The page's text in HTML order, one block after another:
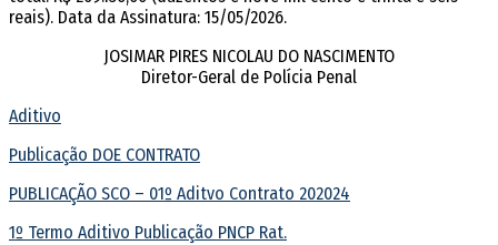
reais). Data da Assinatura: 15/05/2026.
JOSIMAR PIRES NICOLAU DO NASCIMENTO
Diretor-Geral de Polícia Penal
Aditivo
Publicação DOE CONTRATO
PUBLICAÇÃO SCO – 01º Aditvo Contrato 202024
1º Termo Aditivo Publicação PNCP Rat.